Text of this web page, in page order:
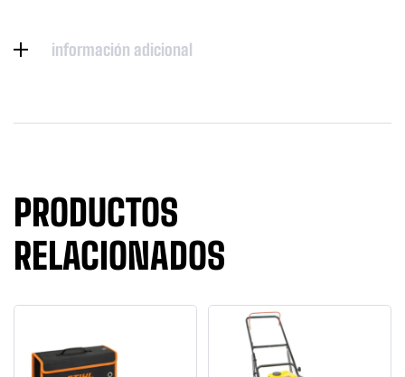
información adicional
PRODUCTOS
RELACIONADOS